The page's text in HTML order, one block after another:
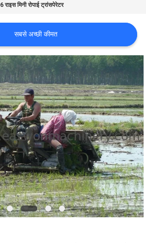
6 राइस मिनी रोपाई ट्रांसपेरेटर
सबसे अच्छी कीमत